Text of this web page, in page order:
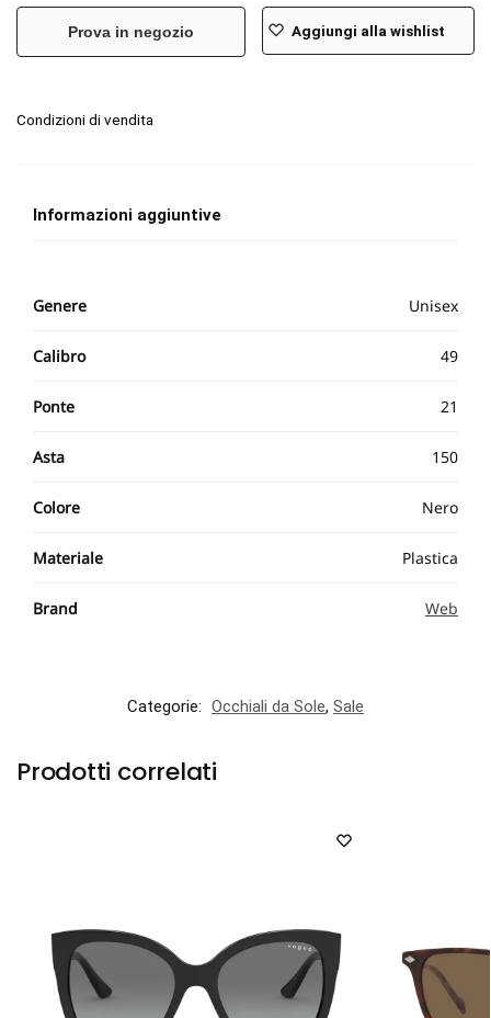
Prova in negozio Aggiungi alla wishlist
Condizioni di vendita
Informazioni aggiuntive
Genere Unisex
Calibro 49
Ponte 21
Asta 150
Colore Nero
Materiale Plastica
Brand Web
Categorie: Occhiali da Sole, Sale
Prodotti correlati